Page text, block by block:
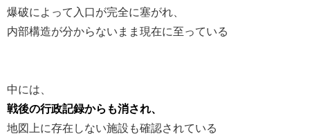
爆破によって入口が完全に塞がれ、
内部構造が分からないまま現在に至っている
中には、
戦後の行政記録からも消され、
地図上に存在しない施設も確認されている